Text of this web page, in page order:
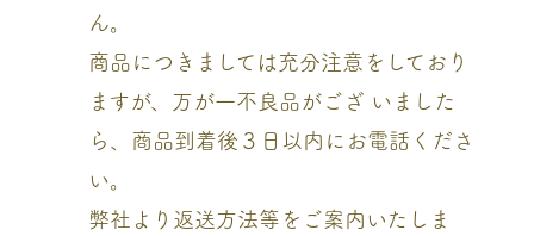
ん。
商品につきましては充分注意をしており
ますが、万が一不良品がござ いました
ら、商品到着後３日以内にお電話くださ
い。
弊社より返送方法等をご案内いたしま